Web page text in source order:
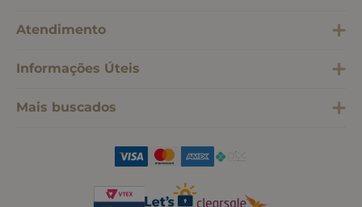
Atendimento
Informações Úteis
Mais buscados